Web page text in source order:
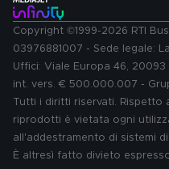
Copyright ©1999-2026 RTI
03976881007 - Sede legale:
Uffici: Viale Europa 46,
int. vers. € 500.000.007 -
Tutti i diritti riservati. Rispetto
riprodotti è vietata ogni
all'addestramento di sistemi
È altresì fatto divieto